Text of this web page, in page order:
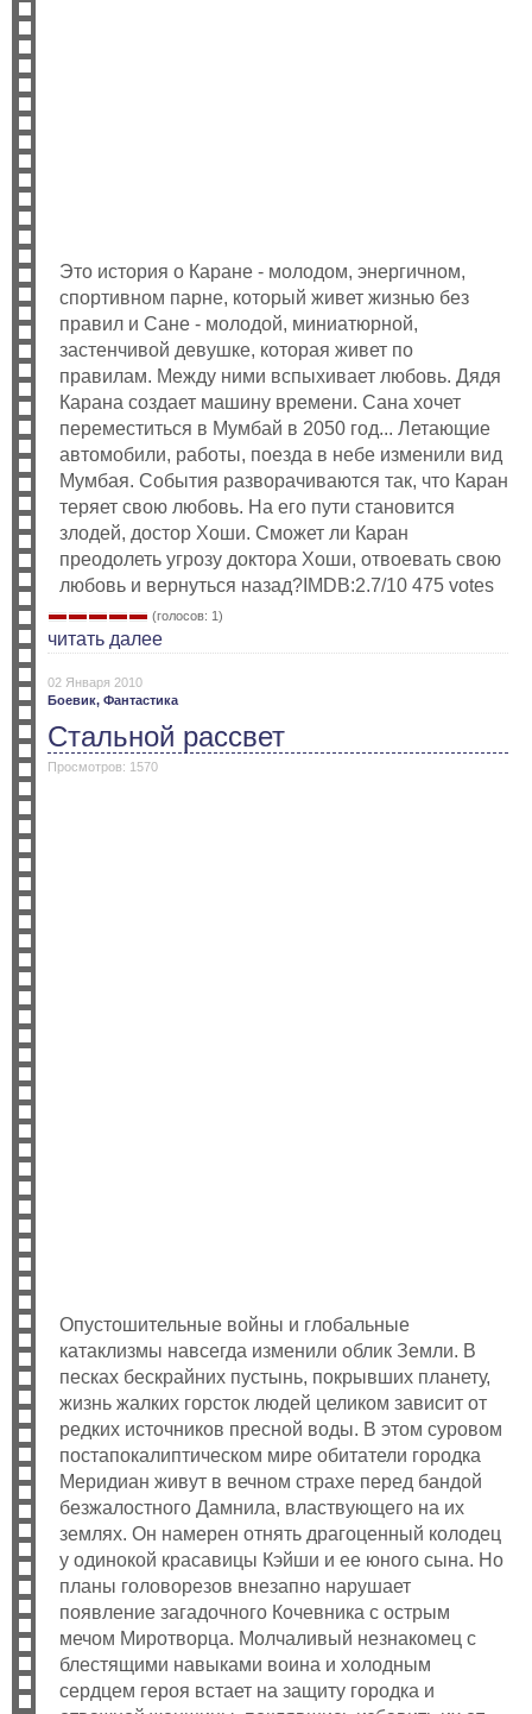
Это история о Каране - молодом, энергичном,
спортивном парне, который живет жизнью без
правил и Сане - молодой, миниатюрной,
застенчивой девушке, которая живет по
правилам. Между ними вспыхивает любовь. Дядя
Карана создает машину времени. Сана хочет
переместиться в Мумбай в 2050 год... Летающие
автомобили, работы, поезда в небе изменили вид
Мумбая. События разворачиваются так, что Каран
теряет свою любовь. На его пути становится
злодей, достор Хоши. Сможет ли Каран
преодолеть угрозу доктора Хоши, отвоевать свою
любовь и вернуться назад?IMDB:2.7/10 475 votes
(голосов: 1)
читать далее
02 Января 2010
Боевик, Фантастика
Стальной рассвет
Просмотров: 1570
Опустошительные войны и глобальные
катаклизмы навсегда изменили облик Земли. В
песках бескрайних пустынь, покрывших планету,
жизнь жалких горсток людей целиком зависит от
редких источников пресной воды. В этом суровом
постапокалиптическом мире обитатели городка
Меридиан живут в вечном страхе перед бандой
безжалостного Дамнила, властвующего на их
землях. Он намерен отнять драгоценный колодец
у одинокой красавицы Кэйши и ее юного сына. Но
планы головорезов внезапно нарушает
появление загадочного Кочевника с острым
мечом Миротворца. Молчаливый незнакомец с
блестящими навыками воина и холодным
сердцем героя встает на защиту городка и